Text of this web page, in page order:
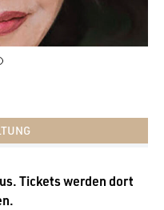
Tickets werden dort